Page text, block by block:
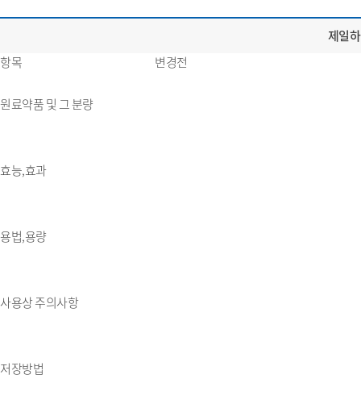
제일
항목
변경전
원료약품 및 그 분량
효능,효과
용법,용량
사용상 주의사항
저장방법